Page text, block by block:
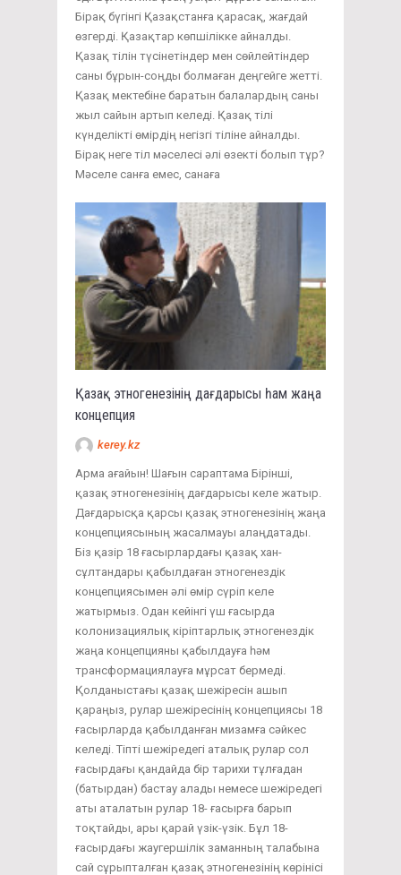
Бірақ бүгінгі Қазақстанға қарасақ, жағдай
өзгерді. Қазақтар көпшілікке айналды.
Қазақ тілін түсінетіндер мен сөйлейтіндер
саны бұрын-соңды болмаған деңгейге жетті.
Қазақ мектебіне баратын балалардың саны
жыл сайын артып келеді. Қазақ тілі
күнделікті өмірдің негізгі тіліне айналды.
Бірақ неге тіл мәселесі әлі өзекті болып тұр?
Мәселе санға емес, санаға
Қазақ этногенезінің дағдарысы һам жаңа
концепция
kerey.kz
Арма ағайын! Шағын сараптама Бірінші,
қазақ этногенезінің дағдарысы келе жатыр.
Дағдарысқа қарсы қазақ этногенезінің жаңа
концепциясының жасалмауы алаңдатады.
Біз қазір 18 ғасырлардағы қазақ хан-
сұлтандары қабылдаған этногенездік
концепциясымен әлі өмір сүріп келе
жатырмыз. Одан кейінгі үш ғасырда
колонизациялық кіріптарлық этногенездік
жаңа концепцияны қабылдауға һәм
трансформациялауға мұрсат бермеді.
Қолданыстағы қазақ шежіресін ашып
қараңыз, рулар шежіресінің концепциясы 18
ғасырларда қабылданған мизамға сәйкес
келеді. Тіпті шежіредегі аталық рулар сол
ғасырдағы қандайда бір тарихи тұлғадан
(батырдан) бастау алады немесе шежіредегі
аты аталатын рулар 18- ғасырға барып
тоқтайды, ары қарай үзік-үзік. Бұл 18-
ғасырдағы жаугершілік заманның талабына
сай сұрыпталған қазақ этногенезінің көрінісі